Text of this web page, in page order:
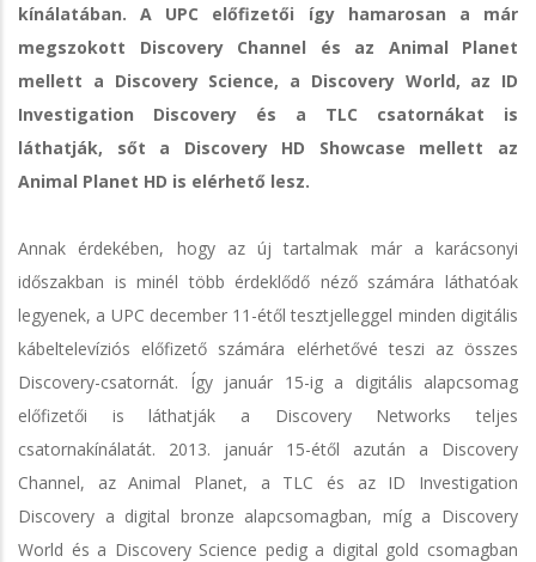
kínálatában. A UPC előfizetői így hamarosan a már
megszokott Discovery Channel és az Animal Planet
mellett a Discovery Science, a Discovery World, az ID
Investigation Discovery és a TLC csatornákat is
láthatják, sőt a Discovery HD Showcase mellett az
Animal Planet HD is elérhető lesz.
Annak érdekében, hogy az új tartalmak már a karácsonyi
időszakban is minél több érdeklődő néző számára láthatóak
legyenek, a UPC december 11-étől tesztjelleggel minden digitális
kábeltelevíziós előfizető számára elérhetővé teszi az összes
Discovery-csatornát. Így január 15-ig a digitális alapcsomag
előfizetői is láthatják a Discovery Networks teljes
csatornakínálatát. 2013. január 15-étől azután a Discovery
Channel, az Animal Planet, a TLC és az ID Investigation
Discovery a digital bronze alapcsomagban, míg a Discovery
World és a Discovery Science pedig a digital gold csomagban